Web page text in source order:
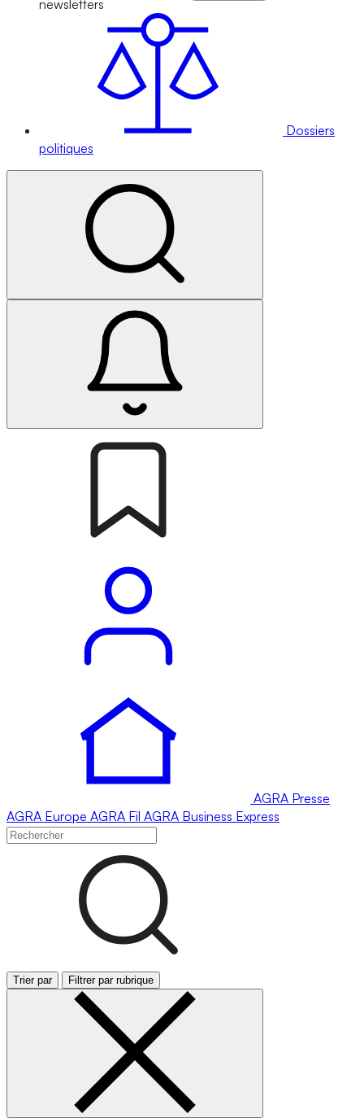
newsletters
Dossiers
politiques
AGRA Presse
AGRA Europe AGRA Fil AGRA Business Express
Trier par Filtrer par rubrique